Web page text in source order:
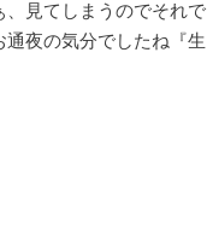
見てしまうのでそれで
夜の気分でしたね『生